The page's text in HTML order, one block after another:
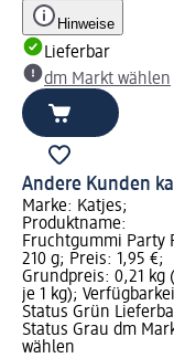
Hinweise
Lieferbar
dm Markt wählen
Andere Kunden
Marke: Katjes;
Produktname:
Fruchtgummi Party
210 g; Preis: 1,95 €;
Grundpreis: 0,21 kg
je 1 kg);
Status Grün
Status Grau dm
wählen